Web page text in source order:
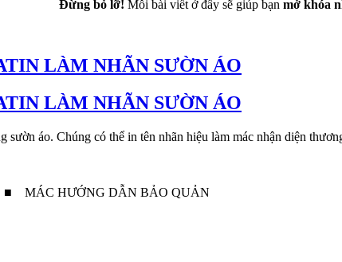
Đừng bỏ lỡ! Mỗi bài viết ở đây sẽ giúp bạn mở khóa
LÀM NHÃN SƯỜN ÁO
LÀM NHÃN SƯỜN ÁO
sườn áo. Chúng có thể in tên nhãn hiệu làm mác nhận diện
MÁC HƯỚNG DẪN BẢO QUẢN